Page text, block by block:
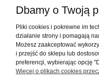
Dbamy o Twoją
Pliki cookies i pokrewne im
działanie strony i pomagają
Możesz zaakceptować
i przejść do sklepu lub
preferencji, wybierając opcję
Więcej o plikach cookies